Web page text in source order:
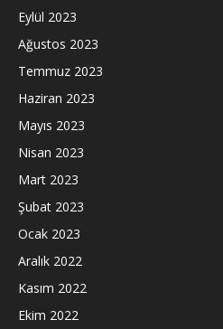
Eylül 2023
Ağustos 2023
Temmuz 2023
Haziran 2023
Mayıs 2023
Nisan 2023
Mart 2023
Şubat 2023
Ocak 2023
Aralık 2022
Kasım 2022
Ekim 2022